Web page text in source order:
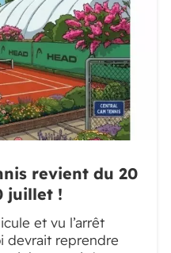
revient du 20
juillet !
et vu l’arrêt
devrait reprendre